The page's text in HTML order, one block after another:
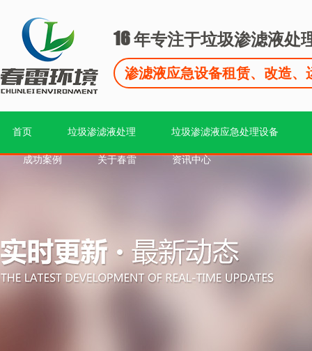
16年专注于垃圾渗滤液处
渗滤液应急设备租赁、改造、
首页 垃圾渗滤液处理 垃圾渗滤液应急处理设备
成功案例 关于春雷 资讯中心